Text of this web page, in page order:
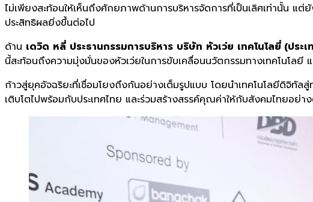
ไม่เพียงสะท้อนให้เห็นถึงศักยภาพด้านการบริหารจัดการที่เป็นเลิศเท่านั้น แ
ประสิทธิผลยิ่งขึ้นต่อไป
ด้าน เดวิด หลี่ ประธานกรรมการบริหาร บริษัท หัวเว่ย เทคโนโลยี่ (ประเ
นี้สะท้อนถึงความมุ่งมั่นของหัวเว่ยในการขับเคลื่อนนวัตกรรมทางเทคโนโลยี แ
ก้าวสู่ยุคอัจฉริยะที่เชื่อมโยงถึงกันอย่างเต็มรูปแบบ โดยนำเทคโนโลยีดิจิทั
เติบโตไปพร้อมกับประเทศไทย และร่วมสร้างสรรค์คุณค่าให้กับสังคมไทยอย่า